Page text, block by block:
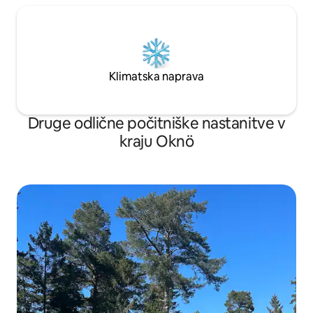
Klimatska naprava
Druge odlične počitniške nastanitve v
kraju Oknö